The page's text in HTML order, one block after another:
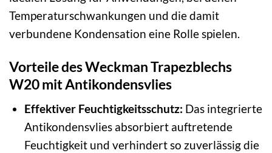
Temperaturschwankungen und die damit
verbundene Kondensation eine Rolle spielen.
Vorteile des Weckman Trapezblechs
W20 mit Antikondensvlies
Effektiver Feuchtigkeitsschutz: Das integrierte
Antikondensvlies absorbiert auftretende
Feuchtigkeit und verhindert so zuverlässig die